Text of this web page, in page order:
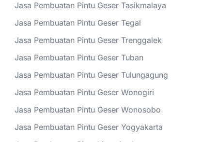
Jasa Pembuatan Pintu Geser Tasikmalaya
Jasa Pembuatan Pintu Geser Tegal
Jasa Pembuatan Pintu Geser Trenggalek
Jasa Pembuatan Pintu Geser Tuban
Jasa Pembuatan Pintu Geser Tulungagung
Jasa Pembuatan Pintu Geser Wonogiri
Jasa Pembuatan Pintu Geser Wonosobo
Jasa Pembuatan Pintu Geser Yogyakarta